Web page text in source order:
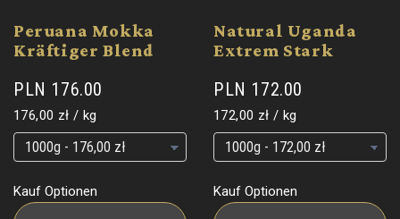
Peruana Mokka
Kräftiger Blend
PLN 176.00
Grundpreis
176,00 zł / pro
kg
Grundpreis
Grundpreis
Kauf Optionen
Natural Uganda
Extrem Stark
PLN 172.00
Grundpreis
172,00 zł / pro
kg
Grundpreis
Grundpreis
Kauf Optionen